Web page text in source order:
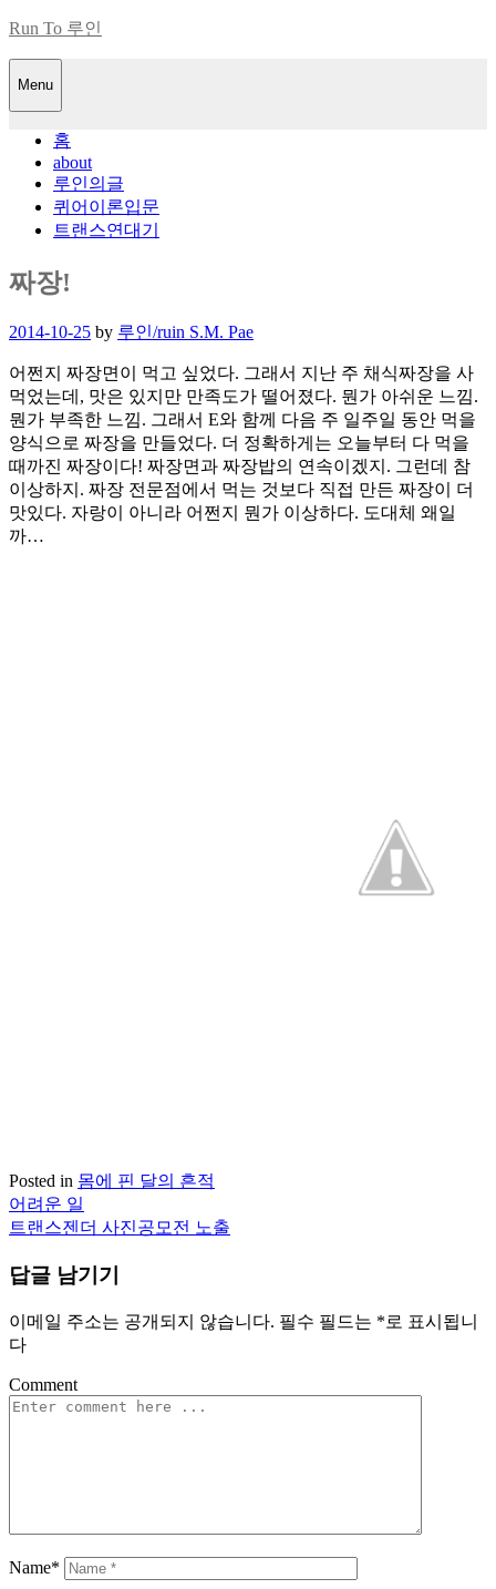
Skip
content
Run To 루인
Menu
홈
about
루인의글
퀴어이론입문
트랜스연대기
짜장!
Posted
2014-10-25 by 루인/ruin S.M. Pae
어쩐지 짜장면이 먹고 싶었다. 그래서 지난 주 채식짜장을 사
먹었는데, 맛은 있지만 만족도가 떨어졌다. 뭔가 아쉬운 느낌.
뭔가 부족한 느낌. 그래서 E와 함께 다음 주 일주일 동안 먹을
양식으로 짜장을 만들었다. 더 정확하게는 오늘부터 다 먹을
때까진 짜장이다! 짜장면과 짜장밥의 연속이겠지. 그런데 참
이상하지. 짜장 전문점에서 먹는 것보다 직접 만든 짜장이 더
맛있다. 자랑이 아니라 어쩐지 뭔가 이상하다. 도대체 왜일
까…
Posted in 몸에 핀 달의 흔적
글
색
어려운 일
트랜스젠더 사진공모전 노출
답글 남기기
이메일 주소는 공개되지 않습니다. 필수 필드는 *로 표시됩니
다
Comment
Name*